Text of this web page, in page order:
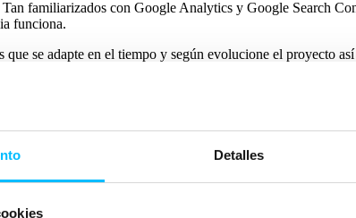
Detalles
familiarizados con Google Analytics y Google Search
funciona.
se adapte en el tiempo y según evolucione el proyecto
para garantizar el éxito de un proyecto en las
digital si no estás bien posicionado es como si fueras
tiene un espacio en los resultados de búsqueda y lo ideal